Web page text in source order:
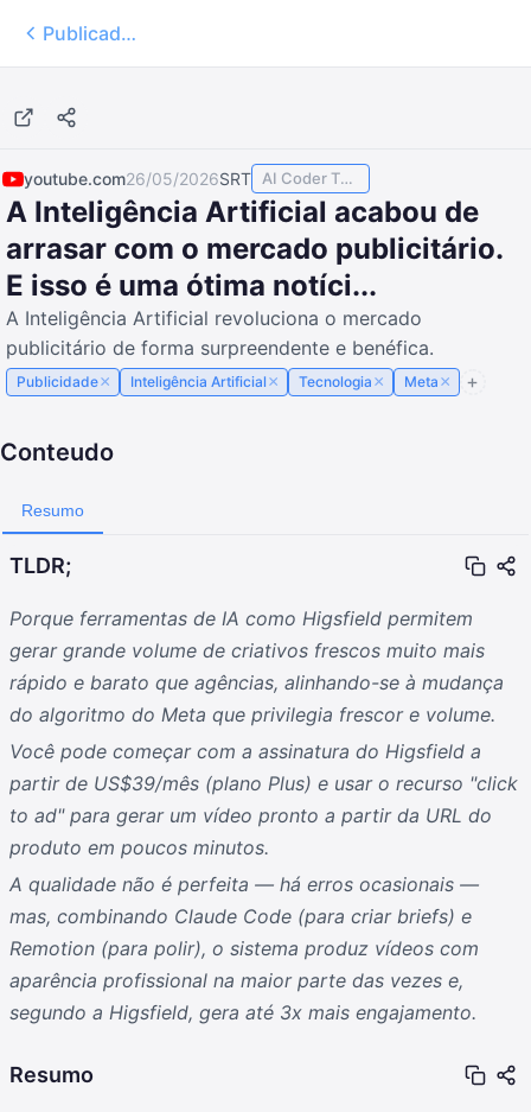
Publicados
youtube.com26/05/2026SRT AI Coder TODAY
A Inteligência Artificial acabou de
arrasar com o mercado publicitário.
E isso é uma ótima notíci...
A Inteligência Artificial revoluciona o mercado
publicitário de forma surpreendente e benéfica.
Publicidade× Inteligência Artificial × Tecnologia × Meta ×
Conteudo
Resumo
TLDR;
Porque ferramentas de IA como Higsfield permitem
gerar grande volume de criativos frescos muito mais
rápido e barato que agências, alinhando-se à mudança
do algoritmo do Meta que privilegia frescor e volume.
Você pode começar com a assinatura do Higsfield a
partir de US$39/mês (plano Plus) e usar o recurso "click
to ad" para gerar um vídeo pronto a partir da URL do
produto em poucos minutos.
A qualidade não é perfeita — há erros ocasionais —
mas, combinando Claude Code (para criar briefs) e
Remotion (para polir), o sistema produz vídeos com
aparência profissional na maior parte das vezes e,
segundo a Higsfield, gera até 3x mais engajamento.
Resumo